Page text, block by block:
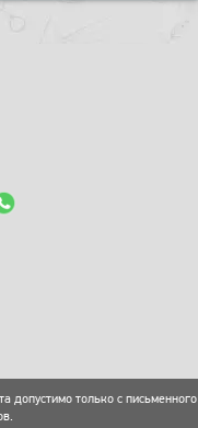
допустимо только с письменного